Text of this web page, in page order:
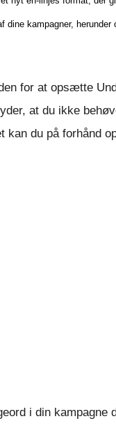
kampagner, herunder
for at opsætte
at du ikke
kan du på forhånd
i din kampagne